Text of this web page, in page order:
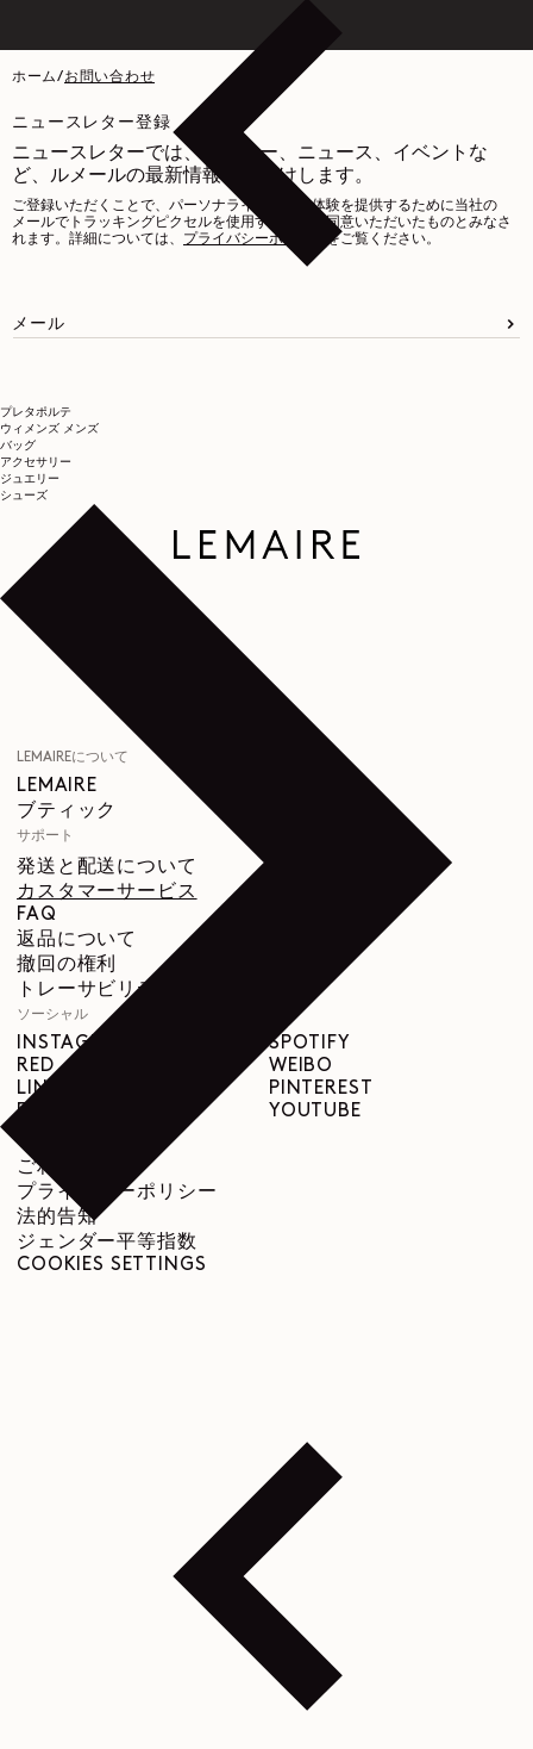
プレタポルテ
ウィメンズ メンズ
バッグ
アクセサリー
ジュエリー
シューズ
ホーム/お問い合わせ
ニュースレター登録
ニュースレターでは、オファー、ニュース、イベントな
ど、ルメールの最新情報をお届けします。
ご登録いただくことで、パーソナライズされた体験を提供するために当社の
メールでトラッキングピクセルを使用することに同意いただいたものとみなさ
れます。詳細については、 プライバシーポリシー をご覧ください。
メール
LEMAIREについて
LEMAIRE
ブティック
サポート
発送と配送について
カスタマーサービス
FAQ
返品について
撤回の権利
トレーサビリティ
ソーシャル
INSTAGRAM
RED
LINKEDIN
FACEBOOK
SPOTIFY
WEIBO
PINTEREST
YOUTUBE
ご利用規約
プライバシーポリシー
法的告知
ジェンダー平等指数
COOKIES SETTINGS